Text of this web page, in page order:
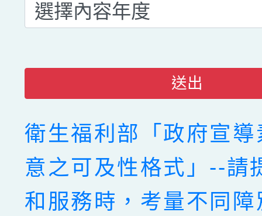
送出
衛生福利部「政府宣
意之可及性格式」--請
和服務時，考量不同障